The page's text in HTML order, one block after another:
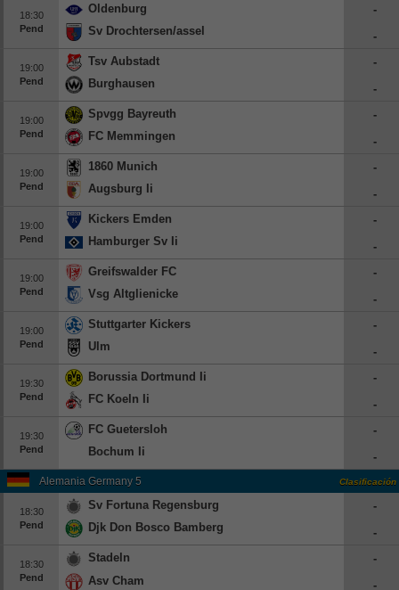
18:30
Pend
Oldenburg
Sv Drochtersen/assel
-
-
19:00
Pend
Tsv Aubstadt
Burghausen
-
-
19:00
Pend
Spvgg Bayreuth
FC Memmingen
-
-
19:00
Pend
1860 Munich
Augsburg Ii
-
-
19:00
Pend
Kickers Emden
Hamburger Sv Ii
-
-
19:00
Pend
Greifswalder FC
Vsg Altglienicke
-
-
19:00
Pend
Stuttgarter Kickers
Ulm
-
-
19:30
Pend
Borussia Dortmund Ii
FC Koeln Ii
-
-
19:30
Pend
FC Guetersloh
Bochum Ii
-
-
Alemania Germany 5 Clasificación
18:30
Pend
Sv Fortuna Regensburg
Djk Don Bosco Bamberg
-
-
18:30
Pend
Stadeln
Asv Cham
-
-